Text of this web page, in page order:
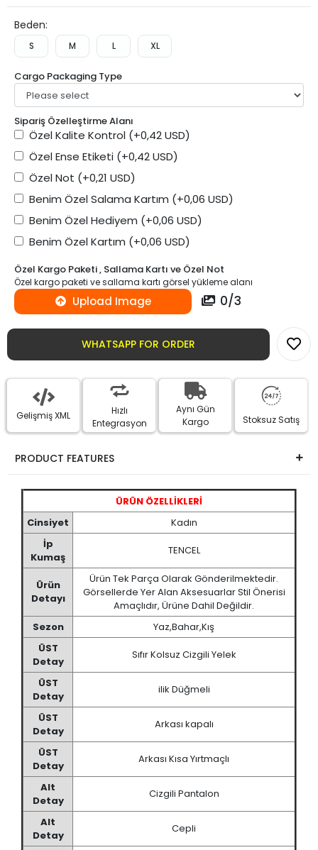
Beden:
S M L XL
Cargo Packaging Type
Sipariş Özelleştirme Alanı
Özel Kalite Kontrol (+0,42 USD)
Özel Ense Etiketi (+0,42 USD)
Özel Not (+0,21 USD)
Benim Özel Salama Kartım (+0,06 USD)
Benim Özel Hediyem (+0,06 USD)
Benim Özel Kartım (+0,06 USD)
Özel Kargo Paketi , Sallama Kartı ve Özel Not
Özel kargo paketi ve sallama kartı görsel yükleme alanı
Upload Image 0/3
WHATSAPP FOR ORDER
Gelişmiş XML
Hızlı
Entegrasyon
Aynı Gün
Kargo
Stoksuz Satış
PRODUCT FEATURES
ÜRÜN ÖZELLİKLERİ
Cinsiyet
Kadın
İp
Kumaş
TENCEL
Ürün
Detayı
Ürün Tek Parça Olarak Gönderilmektedir.
Görsellerde Yer Alan Aksesuarlar Stil Önerisi
Amaçlıdır, Ürüne Dahil Değildir.
Sezon
Yaz,Bahar,Kış
ÜST
Detay
Sıfır Kolsuz Cizgili Yelek
ÜST
Detay
ilik Düğmeli
ÜST
Detay
Arkası kapalı
ÜST
Detay
Arkası Kısa Yırtmaçlı
Alt
Detay
Cizgili Pantalon
Alt
Detay
Cepli